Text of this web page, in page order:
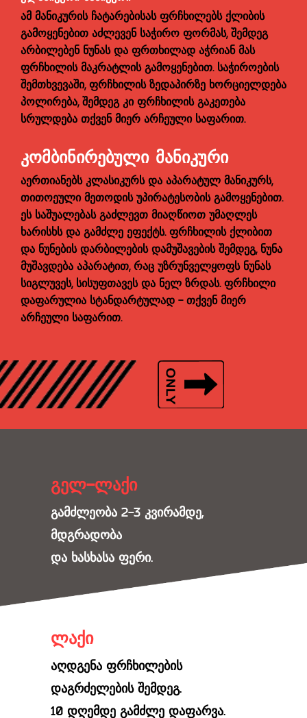
ამ მანიკურის ჩატარებისას ფრჩხილებს ქლიბის
გამოყენებით აძლევენ საჭირო ფორმას, შემდეგ
არბილებენ ნუნას და ფრთხილად აჭრიან მას
ფრჩხილის მაკრატლის გამოყენებით. საჭიროების
შემთხვევაში, ფრჩხილის ზედაპირზე ხორციელდება
პოლირება, შემდეგ კი ფრჩხილის გაკეთება
სრულდება თქვენ მიერ არჩეული საფარით.
ᲙᲝᲛᲑᲘᲜᲘᲠᲔᲑᲣᲚᲘ ᲛᲐᲜᲘᲙᲣᲠᲘ
აერთიანებს კლასიკურს და აპარატულ მანიკურს,
თითოეული მეთოდის უპირატესობის გამოყენებით.
ეს საშუალებას გაძლევთ მიაღწიოთ უმაღლეს
ხარისხს და გამძლე ეფექტს. ფრჩხილის ქლიბით
და ნუნების დარბილების დამუშავების შემდეგ, ნუნა
მუშავდება აპარატით, რაც უზრუნველყოფს ნუნას
სიგლუვეს, სისუფთავეს და ნელ ზრდას. ფრჩხილი
დაფარულია სტანდარტულად - თქვენ მიერ
არჩეული საფარით.
გელ-ლაქი
გამძლეობა 2-3 კვირამდე,
მდგრადობა
და ხასხასა ფერი.
ლაქი
აღდგენა ფრჩხილების
დაგრძელების შემდეგ.
10 დღემდე გამძლე დაფარვა.